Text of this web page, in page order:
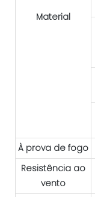
Material
À prova de fogo
Resistência ao
vento